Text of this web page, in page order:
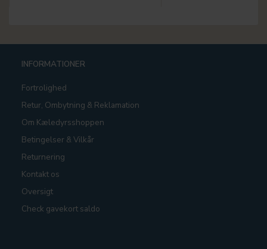
INFORMATIONER
Fortrolighed
Retur, Ombytning & Reklamation
Om Kæledyrsshoppen
Betingelser & Vilkår
Returnering
Kontakt os
Oversigt
Check gavekort saldo